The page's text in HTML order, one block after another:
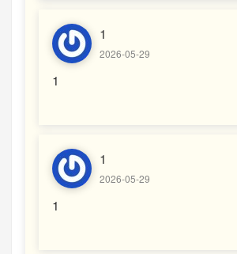
1
2026-05-29
1
1
2026-05-29
1